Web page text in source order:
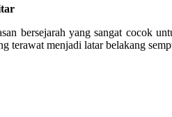
bersejarah yang sangat cocok
terawat menjadi latar belakang